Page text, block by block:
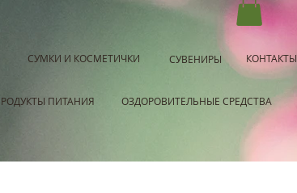
СУМКИ И КОСМЕТИЧКИ СУВЕНИРЫ КОНТАКТЫ
ПИТАНИЯ ОЗДОРОВИТЕЛЬНЫЕ СРЕДСТВА